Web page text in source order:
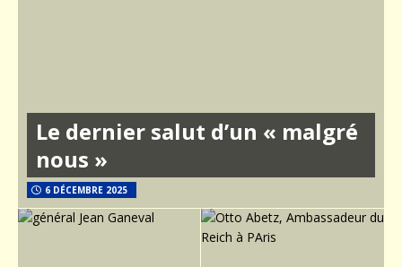
Le dernier salut d’un « malgré
nous »
6 DÉCEMBRE 2025